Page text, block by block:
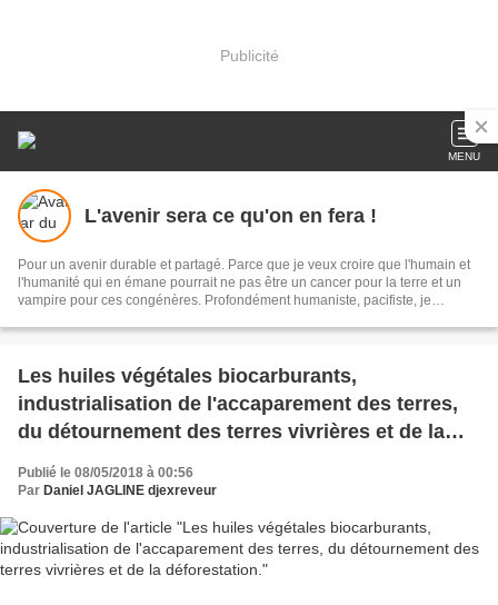
Publicité
MENU
L'avenir sera ce qu'on en fera !
Pour un avenir durable et partagé. Parce que je veux croire que l'humain et
l'humanité qui en émane pourrait ne pas être un cancer pour la terre et un
vampire pour ces congénères. Profondément humaniste, pacifiste, je
destruction systémique de notre écosystème nourricier qu'est la planète. Je
humaine car toute vie est interdépendante des autres. Et rappelons nous, la
seule énergie qui n'émet pas de GES est celle qu'on utilise pas ! Le
superflue de nos consommations c'est de l'énergie vitale que nous volons à
nos enfants et aux leurs !
Les huiles végétales biocarburants,
industrialisation de l'accaparement des terres,
du détournement des terres vivrières et de la
déforestation.
Publié le 08/05/2018 à 00:56
Par Daniel JAGLINE djexreveur